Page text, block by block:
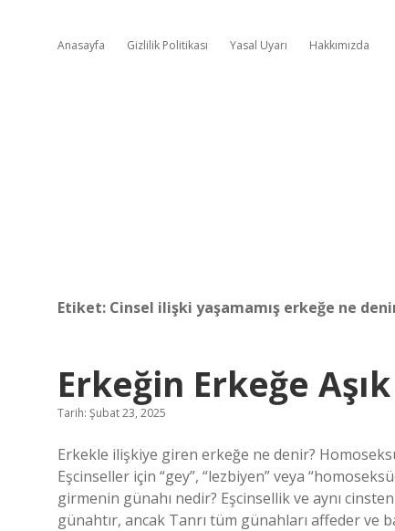
Anasayfa Gizlilik Politikası Yasal Uyarı Hakkımızda
Etiket: Cinsel ilişki yaşamamış erkeğe ne
Erkeğin Erkeğe
Tarih: Şubat 23, 2025
Erkekle ilişkiye giren erkeğe ne denir?
Eşcinseller için “gey”, “lezbiyen” veya
girmenin günahı nedir? Eşcinsellik ve aynı
günahtır, ancak Tanrı tüm günahları affeder ve